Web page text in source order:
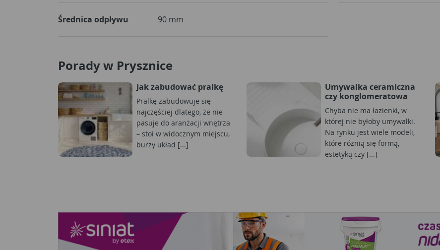
Średnica odpływu 90 mm
Porady w Prysznice
Jak zabudować pralkę
Pralkę zabudowuje się
najczęściej dlatego, że nie
pasuje do aranżacji wnętrza
– stoi w widocznym miejscu,
burzy układ [...]
Umywalka ceramiczna
czy konglomeratowa
Chyba nie ma łazienki, w
której nie byłoby umywalki.
Na rynku jest wiele modeli,
które różnią się formą,
estetyką czy [...]